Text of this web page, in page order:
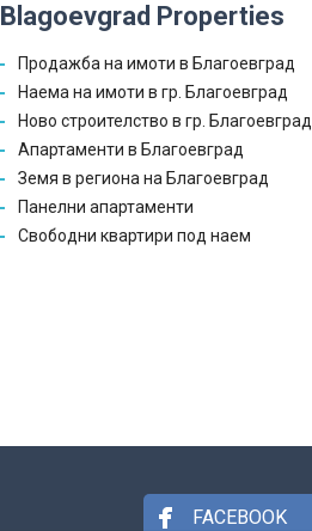
Blagoevgrad Properties
Продажба на имоти в Благоевград
Наема на имоти в гр. Благоевград
Ново строителство в гр. Благоевград
Апартаменти в Благоевград
Земя в региона на Благоевград
Панелни апартаменти
Свободни квартири под наем
FACEBOOK